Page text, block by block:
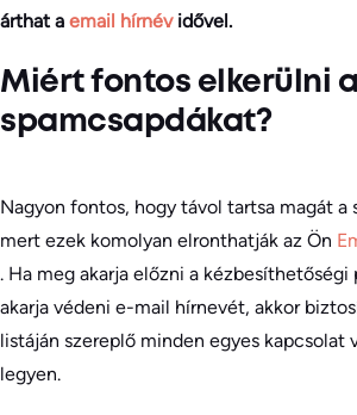
árthat a email hírnév idővel.
Miért fontos elkerülni a
spamcsapdákat?
Nagyon fontos, hogy távol tartsa magát a
mert ezek komolyan elronthatják az Ön
. Ha meg akarja előzni a
akarja védeni e-mail hírnevét, akkor
listáján szereplő minden egyes kapcsolat
legyen.